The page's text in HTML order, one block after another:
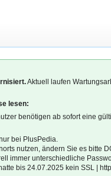
Aktuell laufen
lesen:
benötigen ab sofort eine
bei PlusPedia.
nutzen, ändern Sie es bitte
immer unterschiedliche
bis 24.07.2025 kein SSL |